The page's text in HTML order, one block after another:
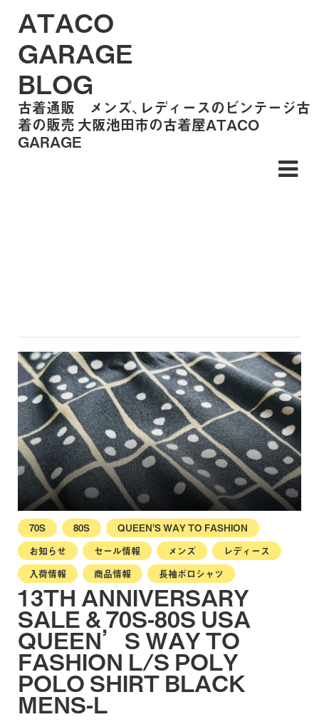
ATACO
GARAGE
BLOG
古着通販 メンズ、レディースのビンテージ古
着の販売 大阪池田市の古着屋ATACO
GARAGE
70S 80S
QUEEN'S WAY TO FASHION
お知らせ
セール情報 メンズ
レディース
入荷情報
商品情報 長袖ポロシャツ
13TH ANNIVERSARY
SALE & 70S-80S USA
QUEEN’S WAY TO
FASHION L/S POLY
POLO SHIRT BLACK
MENS-L